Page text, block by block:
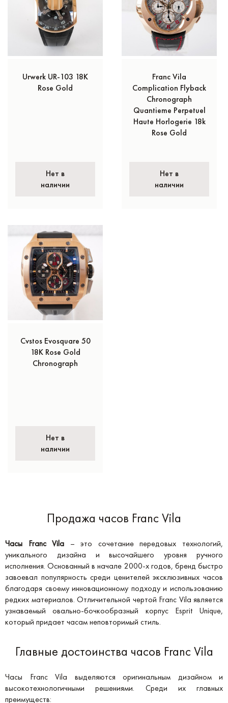
Urwerk UR-103 18K
Rose Gold
Нет в
наличии
Franc Vila
Complication Flyback
Chronograph
Quantieme Perpetuel
Haute Horlogerie 18k
Rose Gold
Нет в
наличии
Cvstos Evosquare 50
18K Rose Gold
Chronograph
Нет в
наличии
Продажа часов Franc Vila
Часы Franc Vila – это сочетание передовых технологий,
уникального дизайна и высочайшего уровня ручного
исполнения. Основанный в начале 2000-х годов, бренд быстро
завоевал популярность среди ценителей эксклюзивных часов
благодаря своему инновационному подходу и использованию
редких материалов. Отличительной чертой Franc Vila является
узнаваемый овально-бочкообразный корпус Esprit Unique,
который придает часам неповторимый стиль.
Главные достоинства часов Franc Vila
Часы Franc Vila выделяются оригинальным дизайном и
высокотехнологичными решениями. Среди их главных
преимуществ: